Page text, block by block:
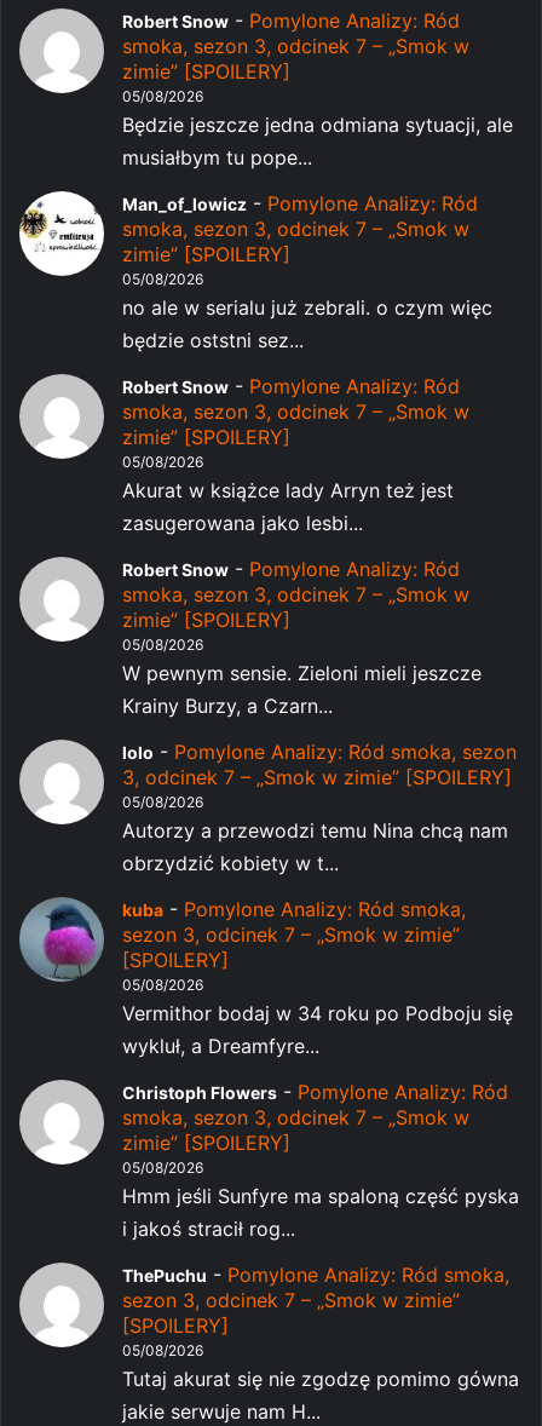
Robert Snow - Pomylone Analizy: Ród
smoka, sezon 3, odcinek 7 – „Smok w
zimie” [SPOILERY]
05/08/2026
Będzie jeszcze jedna odmiana sytuacji, ale
musiałbym tu pope...
Man_of_lowicz - Pomylone Analizy: Ród
smoka, sezon 3, odcinek 7 – „Smok w
zimie” [SPOILERY]
05/08/2026
no ale w serialu już zebrali. o czym więc
będzie oststni sez...
Robert Snow - Pomylone Analizy: Ród
smoka, sezon 3, odcinek 7 – „Smok w
zimie” [SPOILERY]
05/08/2026
Akurat w książce lady Arryn też jest
zasugerowana jako lesbi...
Robert Snow - Pomylone Analizy: Ród
smoka, sezon 3, odcinek 7 – „Smok w
zimie” [SPOILERY]
05/08/2026
W pewnym sensie. Zieloni mieli jeszcze
Krainy Burzy, a Czarn...
lolo - Pomylone Analizy: Ród smoka, sezon
3, odcinek 7 – „Smok w zimie” [SPOILERY]
05/08/2026
Autorzy a przewodzi temu Nina chcą nam
obrzydzić kobiety w t...
kuba - Pomylone Analizy: Ród smoka,
sezon 3, odcinek 7 – „Smok w zimie”
[SPOILERY]
05/08/2026
Vermithor bodaj w 34 roku po Podboju się
wykluł, a Dreamfyre...
Christoph Flowers - Pomylone Analizy: Ród
smoka, sezon 3, odcinek 7 – „Smok w
zimie” [SPOILERY]
05/08/2026
Hmm jeśli Sunfyre ma spaloną część pyska
i jakoś stracił rog...
ThePuchu - Pomylone Analizy: Ród smoka,
sezon 3, odcinek 7 – „Smok w zimie”
[SPOILERY]
05/08/2026
Tutaj akurat się nie zgodzę pomimo gówna
jakie serwuje nam H...